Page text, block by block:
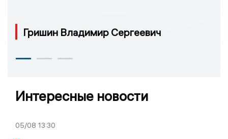
Гришин Владимир Сергеевич
Интересные новости
05/08 13:30